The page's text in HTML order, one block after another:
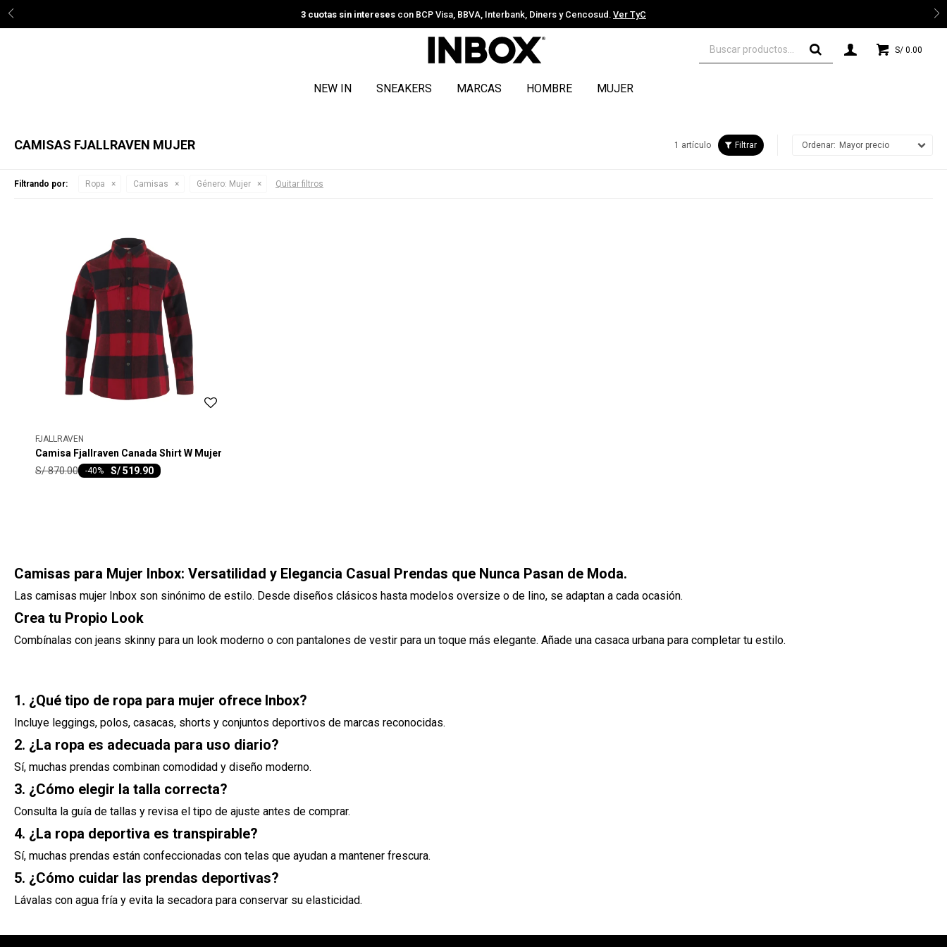
3 cuotas sin intereses con BCP Visa, BBVA, Interbank, Diners y Cencosud. Ver TyC
NEW IN SNEAKERS MARCAS HOMBRE MUJER
S/ 0.00
CAMISAS FJALLRAVEN MUJER 1 artículo Mayor precio
Filtrando por: Ropa Camisas Género: Mujer Quitar filtros
FJALLRAVEN
Camisa Fjallraven Canada Shirt W Mujer
S/519.90
-40
S/870.00
Camisas para Mujer Inbox: Versatilidad y Elegancia Casual Prendas que Nunca Pasan de Moda.
Las camisas mujer Inbox son sinónimo de estilo. Desde diseños clásicos hasta modelos oversize o de lino, se adaptan a cada ocasión.
Crea tu Propio Look
Combínalas con jeans skinny para un look moderno o con pantalones de vestir para un toque más elegante. Añade una casaca urbana para completar tu estilo.
1. ¿Qué tipo de ropa para mujer ofrece Inbox?
Incluye leggings, polos, casacas, shorts y conjuntos deportivos de marcas reconocidas.
2. ¿La ropa es adecuada para uso diario?
Sí, muchas prendas combinan comodidad y diseño moderno.
3. ¿Cómo elegir la talla correcta?
Consulta la guía de tallas y revisa el tipo de ajuste antes de comprar.
4. ¿La ropa deportiva es transpirable?
Sí, muchas prendas están confeccionadas con telas que ayudan a mantener frescura.
5. ¿Cómo cuidar las prendas deportivas?
Lávalas con agua fría y evita la secadora para conservar su elasticidad.